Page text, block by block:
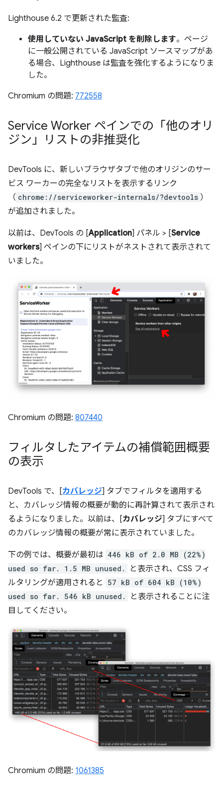
Lighthouse 6.2 で更新された監査:
使用していない JavaScript を削除します。ページ
に一般公開されている JavaScript ソースマップがあ
る場合、Lighthouse は監査を強化するようになりま
した。
Chromium の問題: 772558
Service Worker ペインでの「他のオリ
ジン」リストの非推奨化
DevTools に、新しいブラウザタブで他のオリジンのサー
ビス ワーカーの完全なリストを表示するリンク
（ chrome://serviceworker-internals/?devtools ）
が追加されました。
以前は、DevTools の [Application] パネル > [Service
workers] ペインの下にリストがネストされて表示されて
いました。
Chromium の問題: 807440
フィルタしたアイテムの補償範囲概要
の表示
DevTools で、[カバレッジ] タブでフィルタを適用する
と、カバレッジ情報の概要が動的に再計算されて表示され
るようになりました。以前は、[カバレッジ] タブにすべて
のカバレッジ情報の概要が常に表示されていました。
下の例では、概要が最初は 446 kB of 2.0 MB (22%)
used so far. 1.5 MB unused.
と表示され、CSS フィ
ルタリングが適用されると
57 kB of 604 kB (10%)
used so far. 546 kB unused.
と表示されることに注
目してください。
Chromium の問題: 1061385